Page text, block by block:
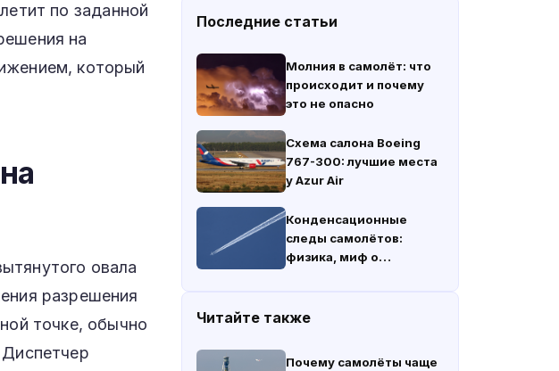
по заданной
на
который
овала
разрешения
точке, обычно
Последние статьи
Молния в самолёт: что
происходит и почему
это не опасно
Схема салона Boeing
767-300: лучшие места
у Azur Air
Конденсационные
следы самолётов:
физика, миф о
Читайте также
Почему самолёты чаще